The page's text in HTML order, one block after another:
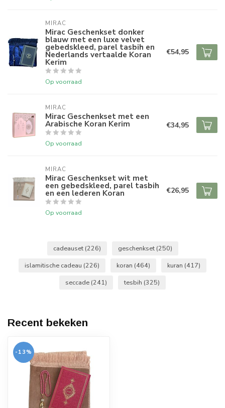
MIRAC
Mirac Geschenkset donker
blauw met een luxe velvet
gebedskleed, parel tasbih en
Nederlands vertaalde Koran
Kerim
Op voorraad
€54,95
MIRAC
Mirac Geschenkset met een
Arabische Koran Kerim
Op voorraad
€34,95
MIRAC
Mirac Geschenkset wit met
een gebedskleed, parel tasbih
en een lederen Koran
Op voorraad
€26,95
cadeauset (226) geschenkset (250)
islamitische cadeau (226) koran (464) kuran (417)
seccade (241) tesbih (325)
Recent bekeken
-13%